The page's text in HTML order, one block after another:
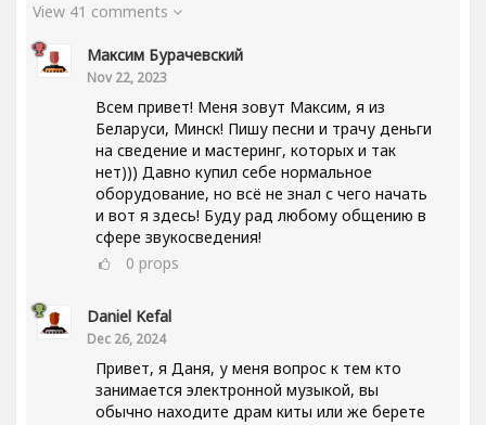
View 41 comments
Максим Бурачевский
Nov 22, 2023
Всем привет! Меня зовут Максим, я из
Беларуси, Минск! Пишу песни и трачу деньги
на сведение и мастеринг, которых и так
нет))) Давно купил себе нормальное
оборудование, но всё не знал с чего начать
и вот я здесь! Буду рад любому общению в
сфере звукосведения!
0 props
Daniel Kefal
Dec 26, 2024
Привет, я Даня, у меня вопрос к тем кто
занимается электронной музыкой, вы
обычно находите драм киты или же берете